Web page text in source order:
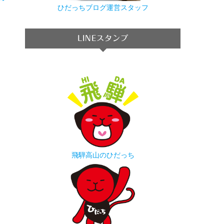
ひだっちブログ運営スタッフ
LINEスタンプ
飛騨高山のひだっち